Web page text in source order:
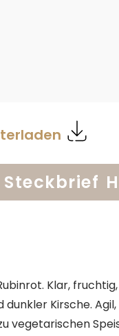
Steckbrief
Klar,
dunkler Kirsche.
vegetarischen